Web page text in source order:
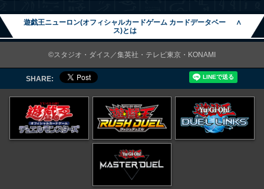
遊戯王ニューロン(オフィシャルカードゲーム カードデータベー
ス)とは
∧
©スタジオ・ダイス／集英社・テレビ東京・KONAMI
SHARE: